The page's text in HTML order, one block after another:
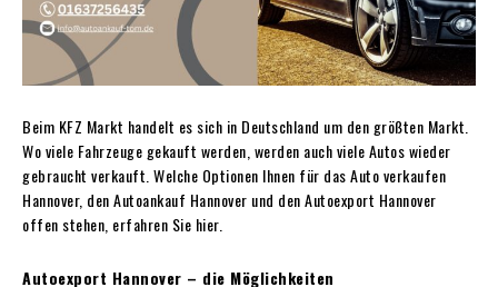
Beim KFZ Markt handelt es sich in Deutschland um den größten Markt.
Wo viele Fahrzeuge gekauft werden, werden auch viele Autos wieder
gebraucht verkauft. Welche Optionen Ihnen für das Auto verkaufen
Hannover, den Autoankauf Hannover und den Autoexport Hannover
offen stehen, erfahren Sie hier.
Autoexport Hannover – die Möglichkeiten